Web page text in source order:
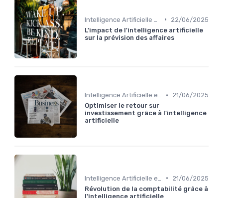
•
22/06/2025
L'impact de l'intelligence artificielle
sur la prévision des affaires
Intelligence Artificielle en finance •
21/06/2025
Optimiser le retour sur
investissement grâce à l'intelligence
artificielle
•
21/06/2025
Révolution de la comptabilité grâce à
l'intelligence artificielle